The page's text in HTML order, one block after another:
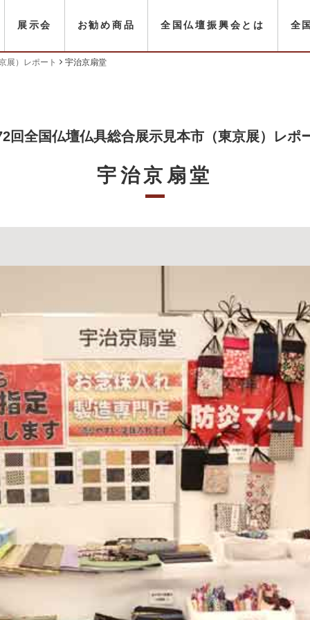
展示会 お勧め商品 全国仏壇振興会とは 全
展）レポート 宇治京扇堂
回全国仏壇仏具総合展示見本市（東京展）レポ
宇治京扇堂